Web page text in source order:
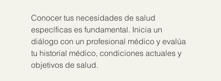
Conocer tus necesidades de salud
específicas es fundamental. Inicia un
diálogo con un profesional médico y evalúa
tu historial médico, condiciones actuales y
objetivos de salud.